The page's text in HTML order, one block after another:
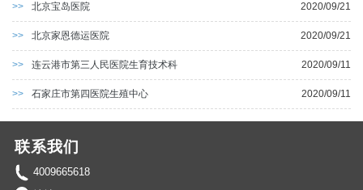
>> 北京宝岛医院 2020/09/21
>> 北京家恩德运医院 2020/09/21
>> 连云港市第三人民医院生育技术科 2020/09/11
>> 石家庄市第四医院生殖中心 2020/09/11
联系我们
4009665618